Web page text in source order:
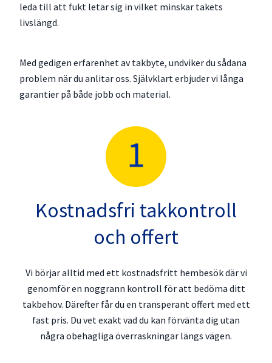
leda till att fukt letar sig in vilket minskar takets
livslängd.
Med gedigen erfarenhet av takbyte, undviker du sådana
problem när du anlitar oss. Självklart erbjuder vi långa
garantier på både jobb och material.
Kostnadsfri takkontroll
och offert
Vi börjar alltid med ett kostnadsfritt hembesök där vi
genomför en noggrann kontroll för att bedöma ditt
takbehov. Därefter får du en transperant offert med ett
fast pris. Du vet exakt vad du kan förvänta dig utan
några obehagliga överraskningar längs vägen.